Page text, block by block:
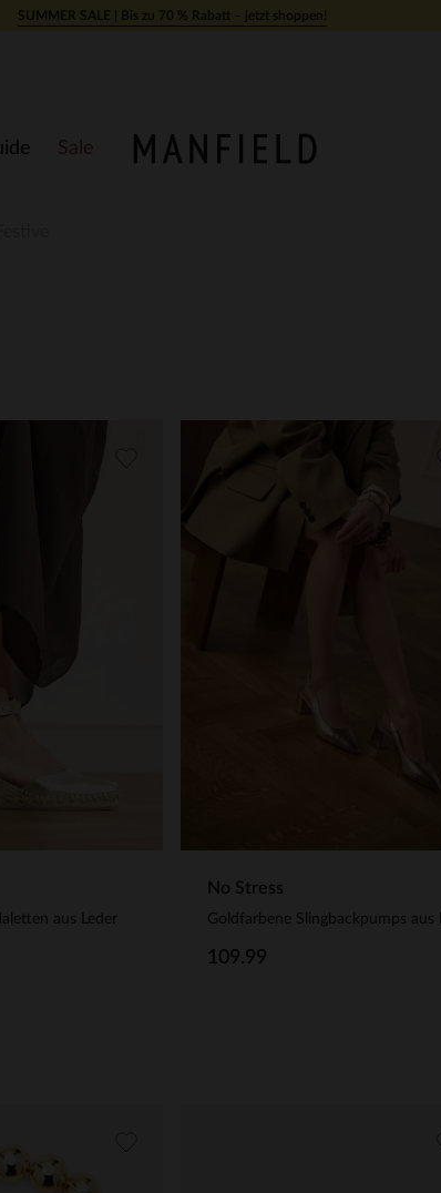
SUMMER SALE | Bis zu 70 % Rabatt – jetzt shoppen!
Sale
aus Leder
No Stress
109.99